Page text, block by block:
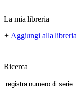
La mia libreria
+ Aggiungi alla libreria
Ricerca